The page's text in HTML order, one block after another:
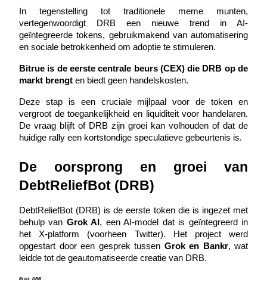
Futures met USDC als onderpand
Kopiëren Handel
Sluit je aan bij top traders
In tegenstelling tot traditionele meme munten,
vertegenwoordigt DRB een nieuwe trend in AI-
geïntegreerde tokens, gebruikmakend van automatisering
en sociale betrokkenheid om adoptie te stimuleren.
Bitrue is de eerste centrale beurs (CEX) die DRB op de
markt brengt en biedt geen handelskosten.
Deze stap is een cruciale mijlpaal voor de token en
vergroot de toegankelijkheid en liquiditeit voor handelaren.
De vraag blijft of DRB zijn groei kan volhouden of dat de
huidige rally een kortstondige speculatieve gebeurtenis is.
De oorsprong en groei van
DebtReliefBot (DRB)
DebtReliefBot (DRB) is de eerste token die is ingezet met
behulp van Grok AI, een AI-model dat is geïntegreerd in
het X-platform (voorheen Twitter). Het project werd
opgestart door een gesprek tussen Grok en Bankr, wat
leidde tot de geautomatiseerde creatie van DRB.
Bron: DRB